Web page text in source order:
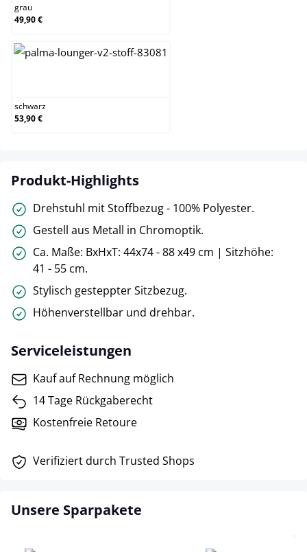
grau
49,90 €
schwarz
53,90 €
Produkt-Highlights
Drehstuhl mit Stoffbezug - 100% Polyester.
Gestell aus Metall in Chromoptik.
Ca. Maße: BxHxT: 44x74 - 88 x49 cm | Sitzhöhe:
41 - 55 cm.
Stylisch gesteppter Sitzbezug.
Höhenverstellbar und drehbar.
Serviceleistungen
Kauf auf Rechnung möglich
14 Tage Rückgaberecht
Kostenfreie Retoure
Verifiziert durch Trusted Shops
Unsere Sparpakete